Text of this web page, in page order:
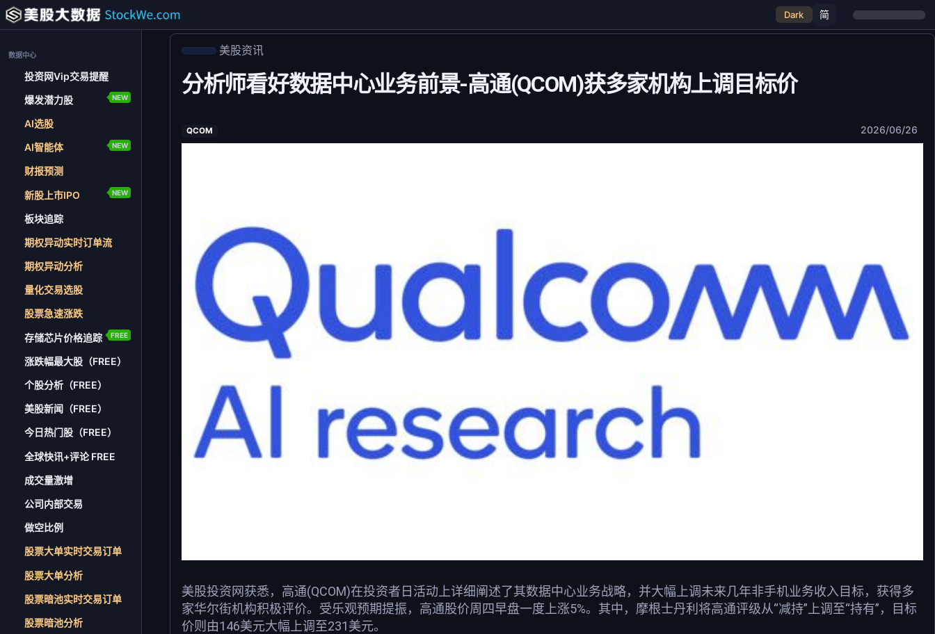
数据中心
投资网Vip交易提醒
爆发潜力股 NEW
AI选股
AI智能体 NEW
财报预测
新股上市IPO NEW
板块追踪
期权异动实时订单流
期权异动分析
量化交易选股
股票急速涨跌
存储芯片价格追踪 FREE
涨跌幅最大股（FREE）
个股分析（FREE）
美股新闻（FREE）
今日热门股（FREE）
全球快讯+评论 FREE
成交量激增
公司内部交易
做空比例
股票大单实时交易订单
股票大单分析
股票暗池实时交易订单
股票暗池分析
Dark 简
美股资讯
分析师看好数据中心业务前景-高通(QCOM)获多家机构上调目标价
QCOM 2026/06/26
美股投资网获悉，高通(QCOM)在投资者日活动上详细阐述了其数据中心业务战略，并大幅上调未来几年非手机业务收入目标，获得多
家华尔街机构积极评价。受乐观预期提振，高通股价周四早盘一度上涨5%。其中，摩根士丹利将高通评级从“减持”上调至“持有”，目标
价则由146美元大幅上调至231美元。